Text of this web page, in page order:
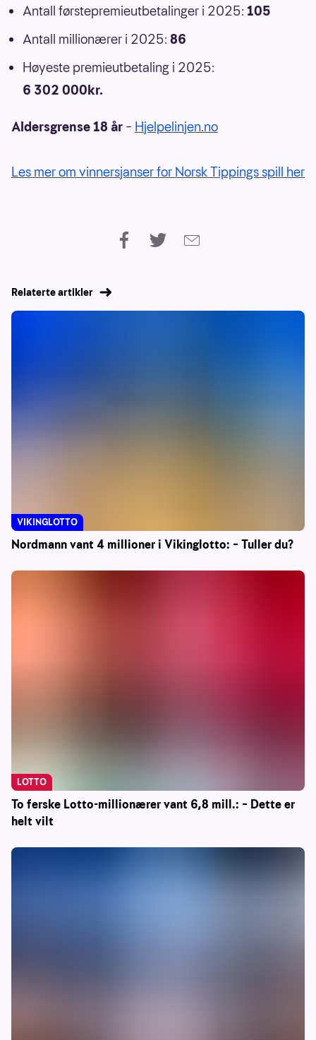
Antall førstepremieutbetalinger i 2025: 105
Antall millionærer i 2025: 86
Høyeste premieutbetaling i 2025:
6 302 000kr.
Aldersgrense 18 år – Hjelpelinjen.no
Les mer om vinnersjanser for Norsk Tippings spill her
Relaterte artikler
Nordmann vant 4 millioner i Vikinglotto: – Tuller du?
VIKINGLOTTO
To ferske Lotto-millionærer vant 6,8 mill.: – Dette er
helt vilt
LOTTO